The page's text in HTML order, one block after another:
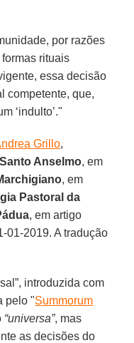
por razões
rituais
essa decisão
competente, que,
‘indulto’."
Grillo,
Anselmo, em
, em
Pastoral da
, em artigo
01-2019. A tradução
introduzida com
pelo "Summorum
“universa”, mas
as decisões do